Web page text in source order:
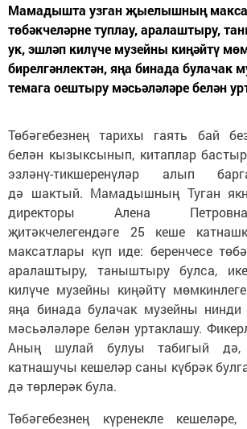
Мамадышта узган җыелышның
төбәкчеләрне туплау, аралаштыру,
ук, эшләп килүче музейны киңәйтү
бирелгәнлектән, яңа бинада булачак
темага оештыру мәсьәләләре белән
Төбәгебезнең тарихы гаять бай
белән кызыксынып, китаплар
эзләнү-тикшеренүләр алып
дә шактый. Мамадышның Туган
директоры Алена
җитәкчелегендәге 25 кеше
максатлары күп иде: беренчесе
аралаштыру, таныштыру булса,
килүче музейны киңәйтү мөмкинлеге
яңа бинада булачак музейны
мәсьәләләре белән уртаклашу.
Аның шулай булуы табигый дә,
катнашучы кешеләр саны күбрәк
дә төрлерәк була.
Төбәгебезнең күренекле